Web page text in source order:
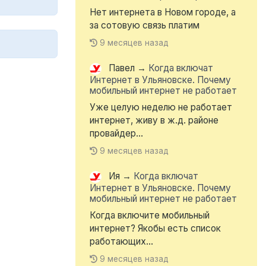
Нет интернета в Новом городе, а
за сотовую связь платим
9 месяцев назад
Павел → Когда включат
Интернет в Ульяновске. Почему
мобильный интернет не работает
Уже целую неделю не работает
интернет, живу в ж.д. районе
провайдер...
9 месяцев назад
Ия → Когда включат
Интернет в Ульяновске. Почему
мобильный интернет не работает
Когда включите мобильный
интернет? Якобы есть список
работающих...
9 месяцев назад